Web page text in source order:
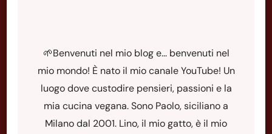
🌱Benvenuti nel mio blog e... benvenuti nel
mio mondo! È nato il mio canale YouTube! Un
luogo dove custodire pensieri, passioni e la
mia cucina vegana. Sono Paolo, siciliano a
Milano dal 2001. Lino, il mio gatto, è il mio